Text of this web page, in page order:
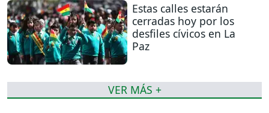
Estas calles estarán
cerradas hoy por los
desfiles cívicos en La
Paz
VER MÁS +